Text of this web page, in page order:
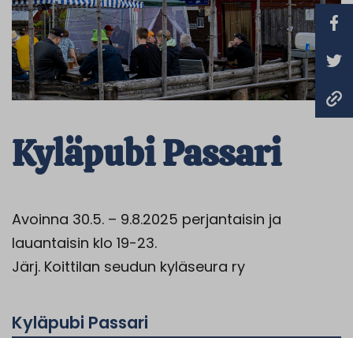
Kyläpubi Passari
Avoinna 30.5. – 9.8.2025 perjantaisin ja
lauantaisin klo 19-23.
Järj. Koittilan seudun kyläseura ry
Kyläpubi Passari